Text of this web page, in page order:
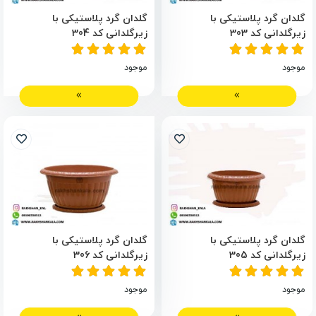
گلدان گرد پلاستیکی با
زیرگلدانی کد 303
موجود
گلدان گرد پلاستیکی با
زیرگلدانی کد 304
موجود
گلدان گرد پلاستیکی با
زیرگلدانی کد 305
موجود
گلدان گرد پلاستیکی با
زیرگلدانی کد 306
موجود